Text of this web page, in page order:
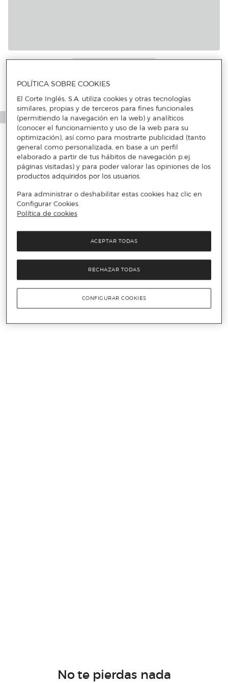
No te pierdas nada
POLÍTICA SOBRE COOKIES
El Corte Inglés, S.A. utiliza cookies y otras tecnologías
similares, propias y de terceros para fines funcionales
(permitiendo la navegación en la web) y analíticos
(conocer el funcionamiento y uso de la web para su
optimización), así como para mostrarte publicidad (tanto
general como personalizada, en base a un perfil
elaborado a partir de tus hábitos de navegación p.ej.
páginas visitadas) y para poder valorar las opiniones de los
productos adquiridos por los usuarios.
Para administrar o deshabilitar estas cookies haz clic en
Configurar Cookies.
Política de cookies
RECHAZAR TODAS
ACEPTAR TODAS
CONFIGURAR COOKIES